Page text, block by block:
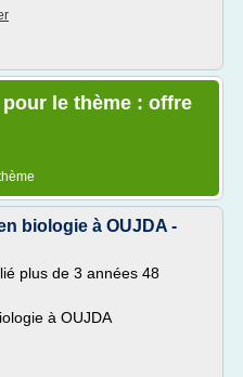
le thème : offre
biologie à OUJDA -
plus de 3 années 48
à OUJDA